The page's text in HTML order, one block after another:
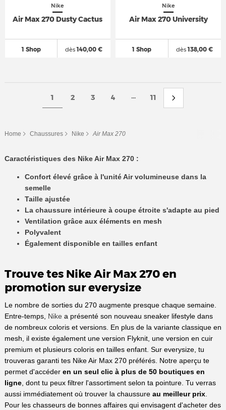
Nike
Air Max 270 Dusty Cactus
1 Shop dès140,00 €
Nike
Air Max 270 University
1 Shop dès138,00 €
1 2 3 4 ... 11
Home Chaussures Nike Air Max 270
Caractéristiques des Nike Air Max 270 :
Confort élevé grâce à l'unité Air volumineuse dans la
semelle
Taille ajustée
La chaussure intérieure à coupe étroite s'adapte au pied
Ventilation grâce aux éléments en mesh
Polyvalent
Également disponible en tailles enfant
Trouve tes Nike Air Max 270 en
promotion sur everysize
Le nombre de sorties du 270 augmente presque chaque semaine.
Entre-temps, Nike a présenté son nouveau sneaker lifestyle dans
de nombreux coloris et versions. En plus de la variante classique en
mesh, il existe également une version Flyknit, une version en cuir
premium et plusieurs coloris en tailles enfant. Sur everysize, tu
trouveras garanti tes Nike Air Max 270 préférés. Notre aperçu te
permet d'accéder en un seul clic à plus de 50 boutiques en
ligne, dont tu peux filtrer l'assortiment selon ta pointure. Tu verras
aussi immédiatement où trouver la chaussure au meilleur prix.
Pour les chasseurs de bonnes affaires qui envisagent d'acheter des